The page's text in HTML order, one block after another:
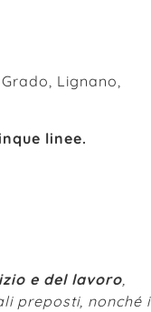
Lignano,
linee.
e del lavoro
preposti, nonché i